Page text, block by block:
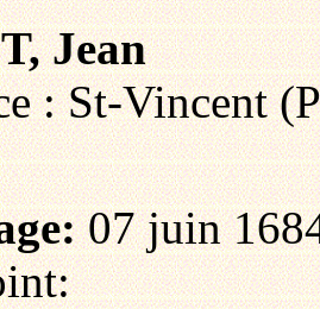
Jean
: St-Vincent
07 juin